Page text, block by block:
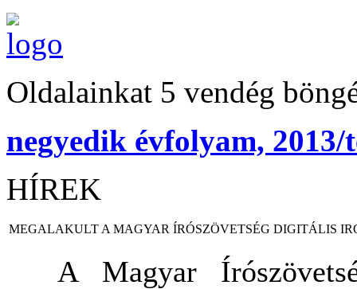
Oldalainkat 5 vendég
negyedik évfolyam, 2013/
HÍREK
MEGALAKULT A MAGYAR ÍRÓSZÖVETSÉG DIGITÁLIS
A Magyar